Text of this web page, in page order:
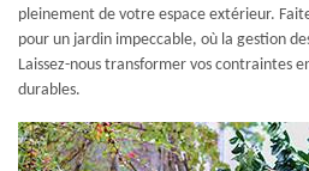
pleinement de votre espace extérieur.
pour un jardin impeccable, où la gestion
Laissez-nous transformer vos contraintes
durables.